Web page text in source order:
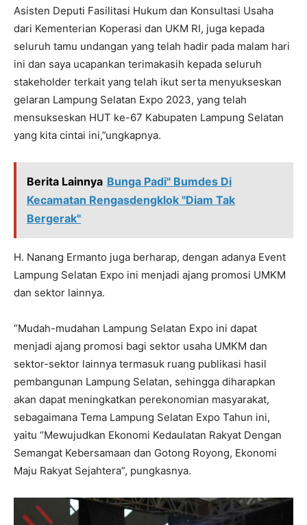
Asisten Deputi Fasilitasi Hukum dan Konsultasi Usaha
dari Kementerian Koperasi dan UKM RI, juga kepada
seluruh tamu undangan yang telah hadir pada malam hari
ini dan saya ucapankan terimakasih kepada seluruh
stakeholder terkait yang telah ikut serta menyukseskan
gelaran Lampung Selatan Expo 2023, yang telah
mensukseskan HUT ke-67 Kabupaten Lampung Selatan
yang kita cintai ini,”ungkapnya.
Berita Lainnya Bunga Padi" Bumdes Di
Kecamatan Rengasdengklok "Diam Tak
Bergerak"
H. Nanang Ermanto juga berharap, dengan adanya Event
Lampung Selatan Expo ini menjadi ajang promosi UMKM
dan sektor lainnya.
“Mudah-mudahan Lampung Selatan Expo ini dapat
menjadi ajang promosi bagi sektor usaha UMKM dan
sektor-sektor lainnya termasuk ruang publikasi hasil
pembangunan Lampung Selatan, sehingga diharapkan
akan dapat meningkatkan perekonomian masyarakat,
sebagaimana Tema Lampung Selatan Expo Tahun ini,
yaitu “Mewujudkan Ekonomi Kedaulatan Rakyat Dengan
Semangat Kebersamaan dan Gotong Royong, Ekonomi
Maju Rakyat Sejahtera”, pungkasnya.